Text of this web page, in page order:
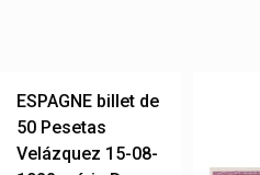
ESPAGNE billet de
50 Pesetas
Velázquez 15-08-